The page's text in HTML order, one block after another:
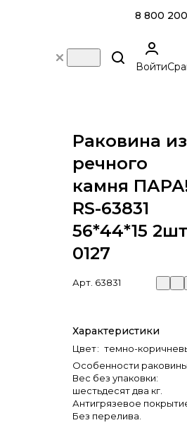
8 800
Войти
Раковина из
речного
камня
RS-63831
56*44*15 2шт
0127
Арт. 63831
Характеристики
Цвет: темно-
Особенности раковины
Вес без упаковки:
шестьдесят два кг.
Антигрязевое
Без перелива.